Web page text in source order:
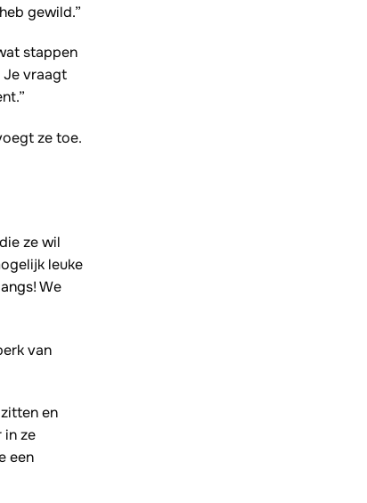
gewild.”
stappen
Je vraagt
ze toe.
ze wil
leuke
! We
van
en
in ze
een